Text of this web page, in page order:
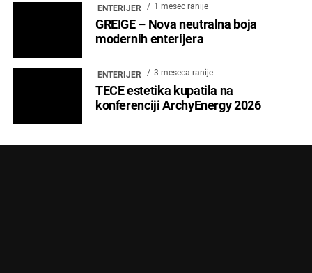
ENTERIJER 1 mesec ranije
GREIGE – Nova neutralna boja
modernih enterijera
ENTERIJER 3 meseca ranije
TECE estetika kupatila na
konferenciji ArchyEnergy 2026